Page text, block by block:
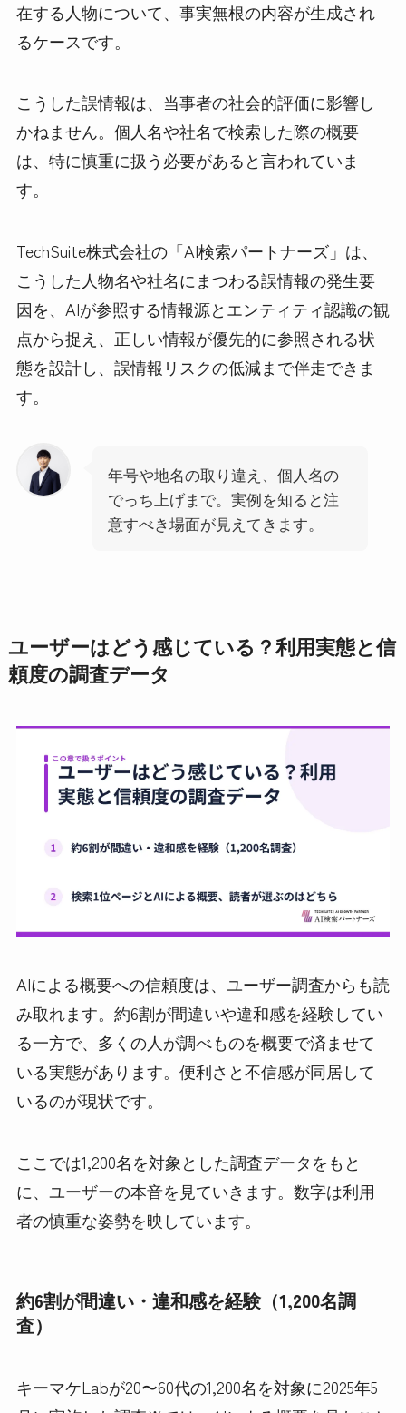
在する人物について、事実無根の内容が生成され
るケースです。
こうした誤情報は、当事者の社会的評価に影響し
かねません。個人名や社名で検索した際の概要
は、特に慎重に扱う必要があると言われていま
す。
TechSuite株式会社の「AI検索パートナーズ」は、
こうした人物名や社名にまつわる誤情報の発生要
因を、AIが参照する情報源とエンティティ認識の観
点から捉え、正しい情報が優先的に参照される状
態を設計し、誤情報リスクの低減まで伴走できま
す。
年号や地名の取り違え、個人名の
でっち上げまで。実例を知ると注
意すべき場面が見えてきます。
ユーザーはどう感じている？利用実態と信
頼度の調査データ
AIによる概要への信頼度は、ユーザー調査からも読
み取れます。約6割が間違いや違和感を経験してい
る一方で、多くの人が調べものを概要で済ませて
いる実態があります。便利さと不信感が同居して
いるのが現状です。
ここでは1,200名を対象とした調査データをもと
に、ユーザーの本音を見ていきます。数字は利用
者の慎重な姿勢を映しています。
約6割が間違い・違和感を経験（1,200名調
査）
キーマケLabが20〜60代の1,200名を対象に2025年5